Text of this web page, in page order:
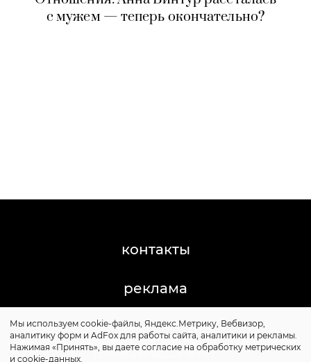
с мужем — теперь окончательно?
контакты
реклама
©2011-2026 Posta-Magazine
Сайт может содержать контент, не предназначенный
для лиц младше 16 лет.
Мы используем cookie-файлы, Яндекс.Метрику, Вебвизор,
аналитику форм и AdFox для работы сайта, аналитики и рекламы.
Нажимая «Принять», вы даете согласие на обработку метрических
и cookie-данных.